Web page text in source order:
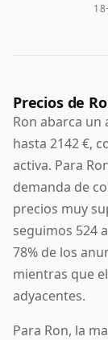
Precios de
Ron abarca un
hasta 2142 €,
activa. Para
demanda de
precios muy
seguimos 524
78% de los
mientras que
adyacentes.
Para Ron, la